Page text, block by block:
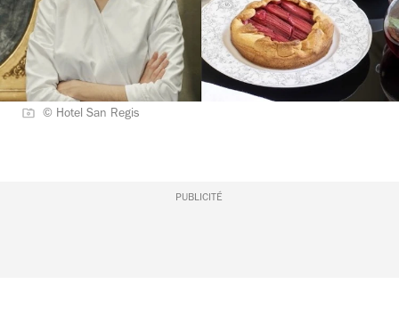
© Hotel San Regis
PUBLICITÉ